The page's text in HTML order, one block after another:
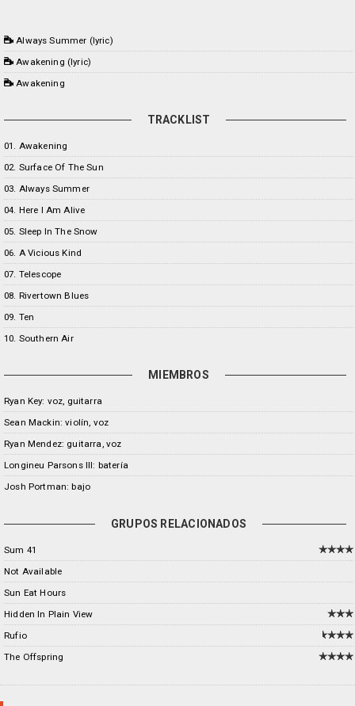
Always Summer (lyric)
Awakening (lyric)
Awakening
TRACKLIST
01. Awakening
02. Surface Of The Sun
03. Always Summer
04. Here I Am Alive
05. Sleep In The Snow
06. A Vicious Kind
07. Telescope
08. Rivertown Blues
09. Ten
10. Southern Air
MIEMBROS
Ryan Key: voz, guitarra
Sean Mackin: violín, voz
Ryan Mendez: guitarra, voz
Longineu Parsons III: batería
Josh Portman: bajo
GRUPOS RELACIONADOS
Sum 41
Not Available
Sun Eat Hours
Hidden In Plain View
Rufio
The Offspring